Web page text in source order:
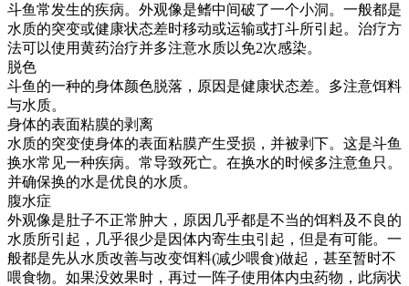
斗鱼常发生的疾病。外观像是鳍中间破了一个小洞。一般都是
水质的突变或健康状态差时移动或运输或打斗所引起。治疗方
法可以使用黄药治疗并多注意水质以免2次感染。
脱色
斗鱼的一种的身体颜色脱落，原因是健康状态差。多注意饵料
与水质。
身体的表面粘膜的剥离
水质的突变使身体的表面粘膜产生受损，并被剥下。这是斗鱼
换水常见一种疾病。常导致死亡。在换水的时候多注意鱼只。
并确保换的水是优良的水质。
腹水症
外观像是肚子不正常肿大，原因几乎都是不当的饵料及不良的
水质所引起，几乎很少是因体内寄生虫引起，但是有可能。一
般都是先从水质改善与改变饵料(减少喂食)做起，甚至暂时不
喂食物。如果没效果时，再过一阵子使用体内虫药物，此病状